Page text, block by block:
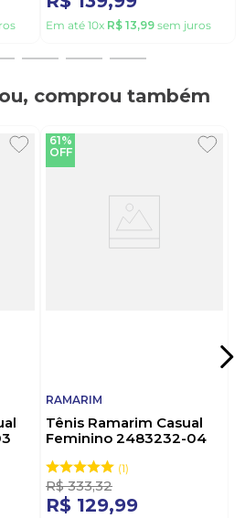
Em até 10x R$ 13,99 sem juros
comprou também
61%
OFF
RAMARIM
Tênis Ramarim Casual
Feminino 2483232-04
1
R$ 333,32
R$ 129,99